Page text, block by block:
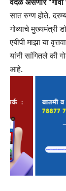
सात रुग्ण होते.
गोव्याचे मुख्यमंत्री
एबीपी माझा या
यांनी सांगितले की
आहे.